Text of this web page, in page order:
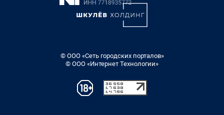
© ООО «Сеть городских порталов»
© ООО «Интернет Технологии»